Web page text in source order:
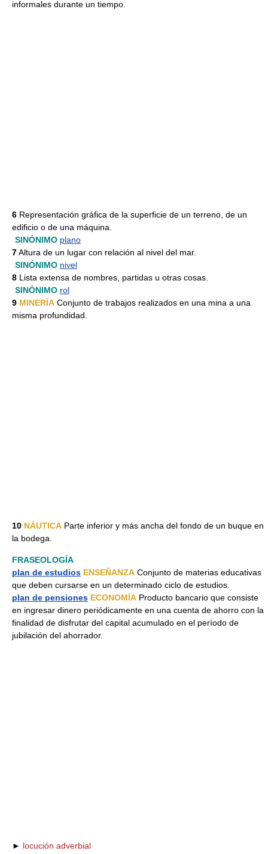
informales durante un tiempo.
6 Representación gráfica de la superficie de un terreno, de un
edificio o de una máquina.
SINÓNIMO plano
7Altura de un lugar con relación al nivel del mar.
SINÓNIMO nivel
8 Lista extensa de nombres, partidas u otras cosas.
SINÓNIMO rol
9 MINERÍA Conjunto de trabajos realizados en una mina a una
misma profundidad.
10 NÁUTICA Parte inferior y más ancha del fondo de un buque en
la bodega.
FRASEOLOGÍA
plan de estudios ENSEÑANZA Conjunto de materias educativas
que deben cursarse en un determinado ciclo de estudios.
plan de pensiones ECONOMÍA Producto bancario que consiste
en ingresar dinero periódicamente en una cuenta de ahorro con la
finalidad de disfrutar del capital acumulado en el período de
jubilación del ahorrador.
► locución adverbial